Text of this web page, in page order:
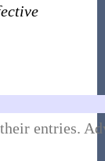
entries.